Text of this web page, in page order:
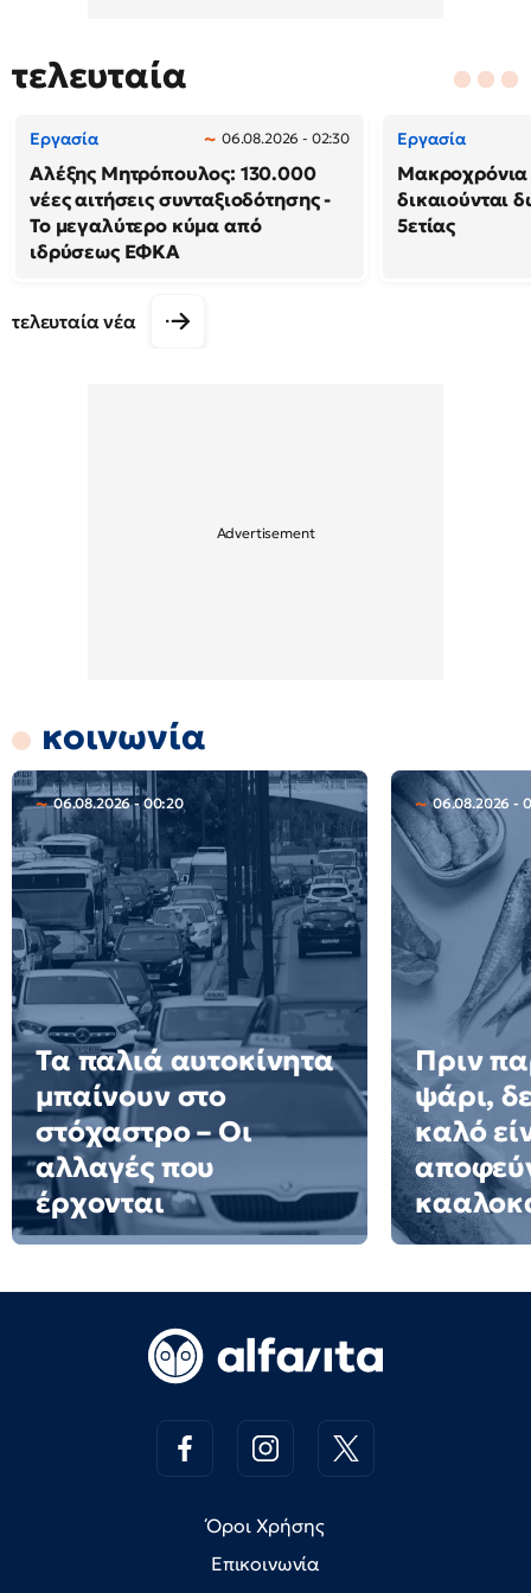
τελευταία
Εργασία 06.08.2026 - 02:30
Αλέξης Μητρόπουλος: 130.000
νέες αιτήσεις συνταξιοδότησης -
Το μεγαλύτερο κύμα από
ιδρύσεως ΕΦΚΑ
Εργασία
Μακροχρόνια
δικαιούνται
5ετίας
τελευταία νέα
κοινωνία
06.08.2026 - 00:20
Τα παλιά αυτοκίνητα
μπαίνουν στο
στόχαστρο – Οι
αλλαγές που
έρχονται
06.08.2026 -
Πριν
ψάρι,
καλό
Όροι Χρήσης
Επικοινωνία